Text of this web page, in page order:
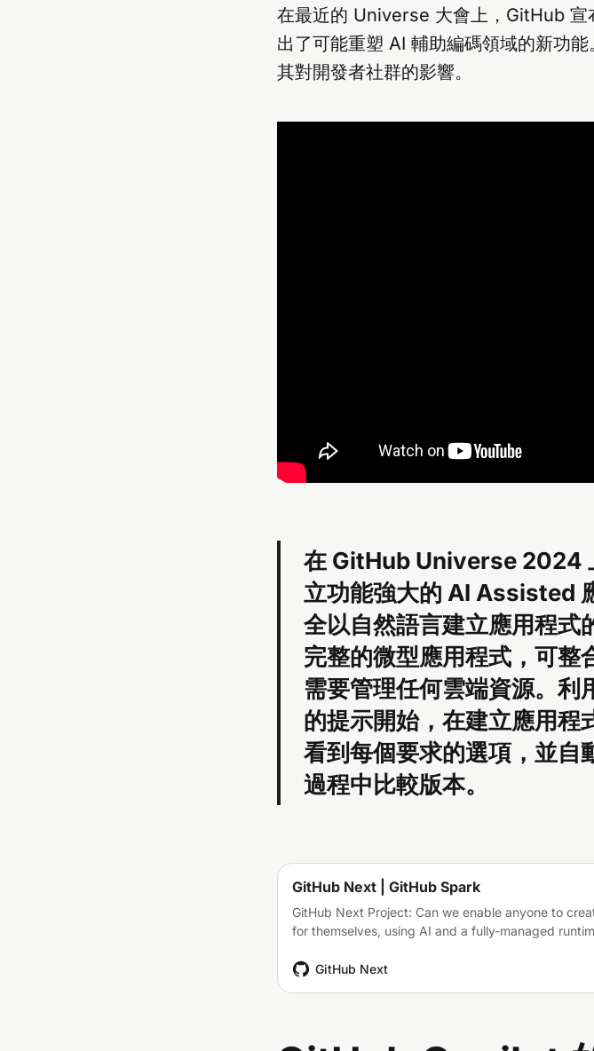
在最近的 Universe 大會上，GitHub 宣
出了可能重塑 AI 輔助編碼領域的新功
其對開發者社群的影響。
在 GitHub Universe 2024
立功能強大的 AI Assisted
全以自然語言建立應用程
完整的微型應用程式，可整
需要管理任何雲端資源。利
的提示開始，在建立應用程
看到每個要求的選項，並自
過程中比較版本。
GitHub Next | GitHub Spark
GitHub Next Project: Can we enable anyone to
for themselves, using AI and a fully-managed
GitHub Next